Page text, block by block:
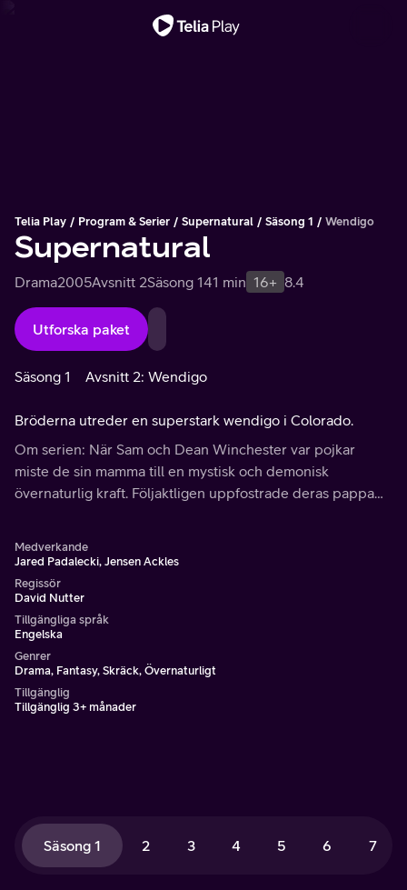
Telia Play Program & Serier Supernatural Säsong 1 Wendigo
Supernatural
Drama2005Avsnitt 2Säsong 141 min 16+ 8.4
Utforska paket
Säsong 1 Avsnitt 2: Wendigo
Bröderna utreder en superstark wendigo i Colorado.
Om serien: När Sam och Dean Winchester var pojkar
miste de sin mamma till en mystisk och demonisk
övernaturlig kraft. Följaktligen uppfostrade deras pappa
Medverkande
Jared Padalecki, Jensen Ackles
Regissör
David Nutter
Tillgängliga språk
Engelska
Genrer
Drama, Fantasy, Skräck, Övernaturligt
Tillgänglig
Tillgänglig 3+ månader
Säsong 1 2 3 4 5 6 7